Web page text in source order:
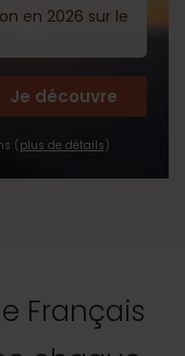
en 2026 sur le
( plus de détails )
Je découvre
Français